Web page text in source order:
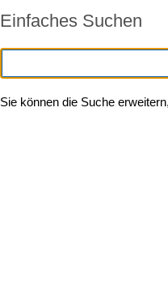
Einfaches Suchen
Sie können die Suche